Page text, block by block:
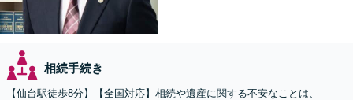
相続手続き
【仙台駅徒歩8分】【全国対応】相続や遺産に関する不安なことは、